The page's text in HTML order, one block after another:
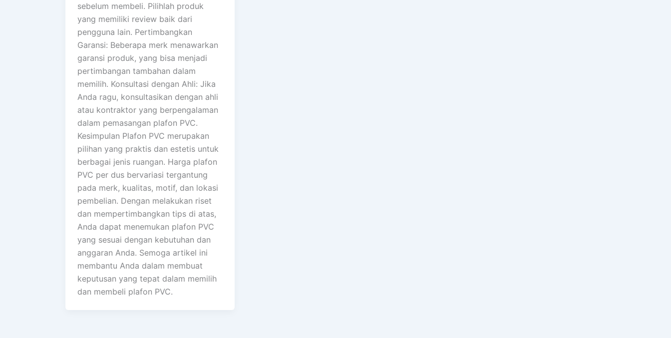
sebelum membeli. Pilihlah produk
yang memiliki review baik dari
pengguna lain. Pertimbangkan
Garansi: Beberapa merk menawarkan
garansi produk, yang bisa menjadi
pertimbangan tambahan dalam
memilih. Konsultasi dengan Ahli: Jika
Anda ragu, konsultasikan dengan ahli
atau kontraktor yang berpengalaman
dalam pemasangan plafon PVC.
Kesimpulan Plafon PVC merupakan
pilihan yang praktis dan estetis untuk
berbagai jenis ruangan. Harga plafon
PVC per dus bervariasi tergantung
pada merk, kualitas, motif, dan lokasi
pembelian. Dengan melakukan riset
dan mempertimbangkan tips di atas,
Anda dapat menemukan plafon PVC
yang sesuai dengan kebutuhan dan
anggaran Anda. Semoga artikel ini
membantu Anda dalam membuat
keputusan yang tepat dalam memilih
dan membeli plafon PVC.